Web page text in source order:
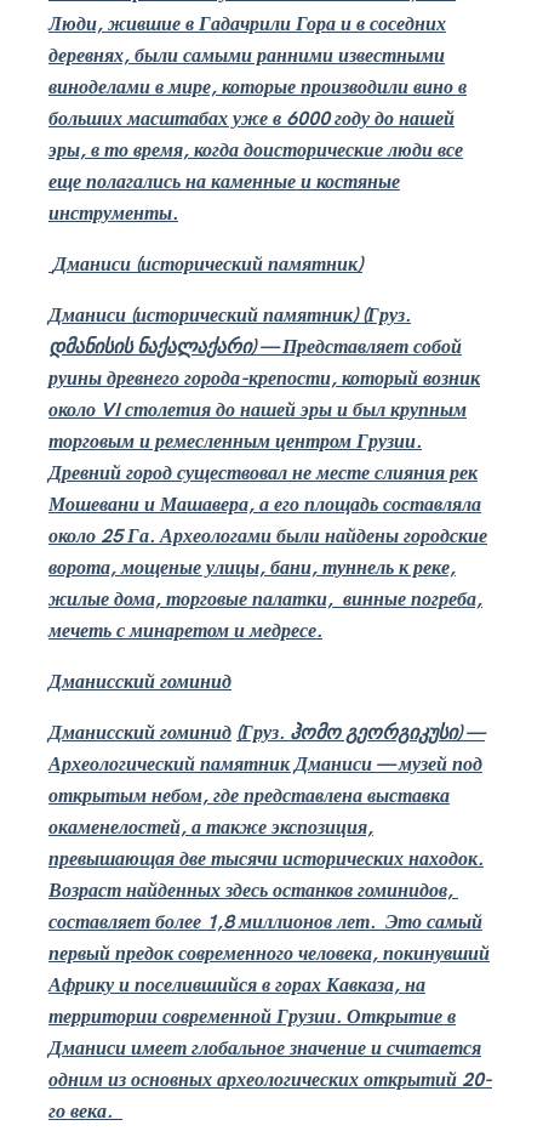
Люди, жившие в Гадачрили Гора и в соседних
деревнях, были самыми ранними известными
виноделами в мире, которые производили вино в
больших масштабах уже в 6000 году до нашей
эры, в то время, когда доисторические люди все
еще полагались на каменные и костяные
инструменты.
Дманиси (исторический памятник)
Дманиси (исторический памятник) (Груз.
დმანისის ნაქალაქარი)—Представляет собой
руины древнего города-крепости, который возник
около VIстолетия до нашей эры и был крупным
торговым и ремесленным центром Грузии.
Древний город существовал не месте слияния рек
Мошевани и Машавера, а его площадь составляла
около 25 Га. Археологами были найдены городские
ворота, мощеные улицы, бани, туннель к реке,
жилые дома, торговые палатки, винные погреба,
мечеть с минаретом и медресе.
Дманисский гоминид
Дманисский гоминид (Груз. ჰომო გეორგიკუსი)—
Археологический памятник Дманиси — музей под
открытым небом, где представлена выставка
окаменелостей, а также экспозиция,
превышающая две тысячи исторических находок.
Возраст найденных здесь останков гоминидов,
составляет более 1,8 миллионов лет. Это самый
первый предок современного человека, покинувший
Африку и поселившийся в горах Кавказа, на
территории современной Грузии. Открытие в
Дманиси имеет глобальное значение и считается
одним из основных археологических открытий 20-
го века.